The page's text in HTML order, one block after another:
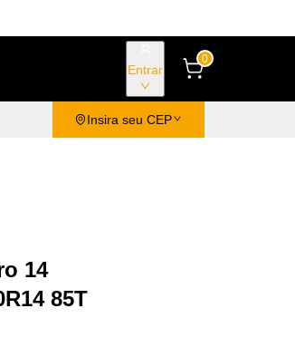
Entrar
0
Insira seu CEP
14
85T